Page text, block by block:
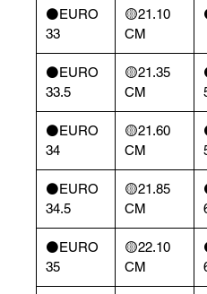
⚫️EURO
33
🟡21.10
CM
⚫️EURO
33.5
🟡21.35
CM
⚫️EURO
34
🟡21.60
CM
⚫️EURO
34.5
🟡21.85
CM
⚫️EURO
35
🟡22.10
CM